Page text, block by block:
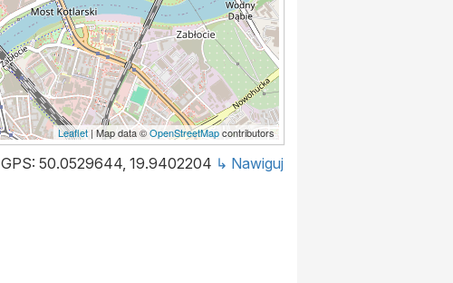
Leaflet| Map data ©OpenStreetMapcontributors
GPS: 50.0529644, 19.9402204 ↳ Nawiguj